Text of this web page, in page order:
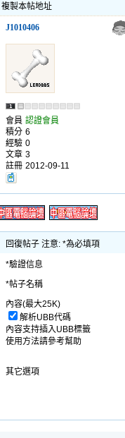
複製本帖地址
J1010406
會員 認證會員
積分 6
經驗 0
文章 3
註冊 2012-09-11
回復帖子 注意: *為必填項
*驗證信息
*帖子名稱
內容(最大25K)
解析UBB代碼
內容支持插入UBB標籤
使用方法請參考幫助
其它選項